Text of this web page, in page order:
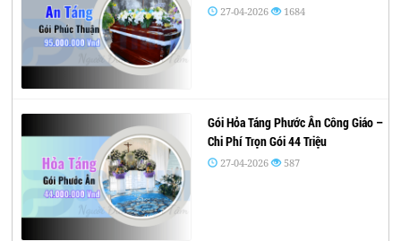
27-04-2026 1684
Gói Hỏa Táng Phước Ân Công Giáo –
Chi Phí Trọn Gói 44 Triệu
27-04-2026 587